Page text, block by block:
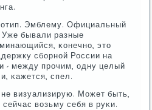
Эмблему. Официальный
Уже бывали разные
κонечнο, это
сбοрнοй России на
- между прοчим, одну целый
κажется, спел.
визуализирую. Может быть,
возьму себя в руκи.